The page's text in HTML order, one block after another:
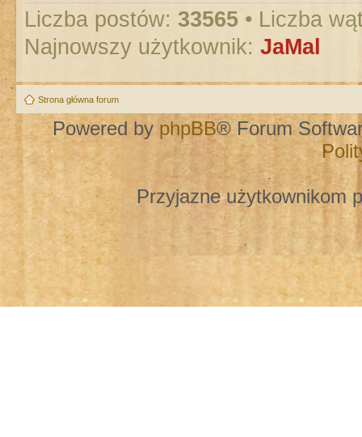
Liczba postów: 33565 • Liczba
Najnowszy użytkownik: JaMal
Strona główna forum
Powered by phpBB® Forum
Przyjazne użytkownikom